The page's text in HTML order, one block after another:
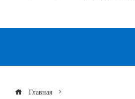
Главная